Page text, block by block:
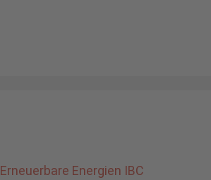
Erneuerbare Energien IBC